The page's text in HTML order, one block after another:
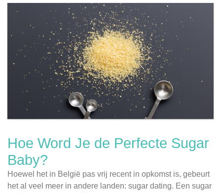
Hoe Word Je de Perfecte Sugar
Baby?
Hoewel het in België pas vrij recent in opkomst is, gebeurt
het al veel meer in andere landen: sugar dating. Een sugar